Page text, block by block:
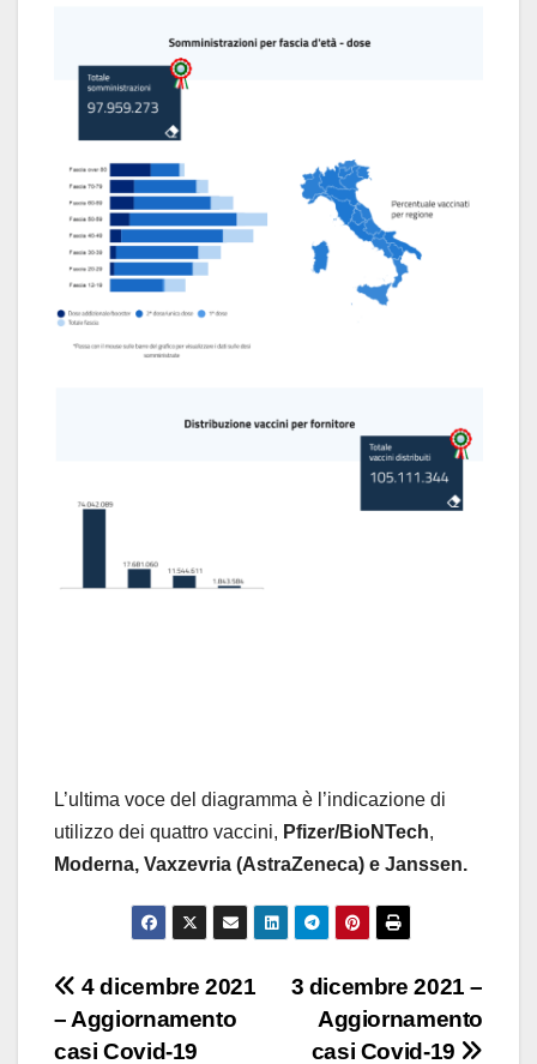
L’ultima voce del diagramma è l’indicazione di
utilizzo dei quattro vaccini, Pfizer/BioNTech,
Moderna, Vaxzevria (AstraZeneca) e Janssen.
Navigazione
articoli
3 dicembre 2021 –
Aggiornamento
casi Covid-19
4 dicembre 2021
– Aggiornamento
casi Covid-19